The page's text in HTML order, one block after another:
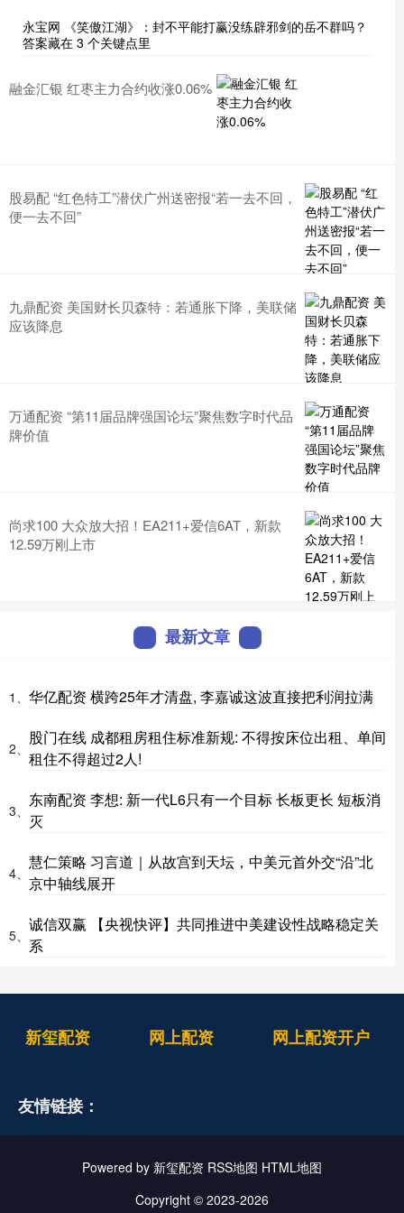
永宝网 《笑傲江湖》：封不平能打赢没练辟邪剑的岳不群吗？
答案藏在 3 个关键点里
融金汇银 红枣主力合约收涨0.06%
股易配 “红色特工”潜伏广州送密报“若一去不回，
便一去不回”
九鼎配资 美国财长贝森特：若通胀下降，美联储
应该降息
万通配资 “第11届品牌强国论坛”聚焦数字时代品
牌价值
尚求100 大众放大招！EA211+爱信6AT，新款
12.59万刚上市
最新文章
1、 华亿配资 横跨25年才清盘, 李嘉诚这波直接把利润拉满
2、
股门在线 成都租房租住标准新规: 不得按床位出租、单间
租住不得超过2人!
3、
东南配资 李想: 新一代L6只有一个目标 长板更长 短板消
灭
4、
慧仁策略 习言道｜从故宫到天坛，中美元首外交“沿”北
京中轴线展开
5、
诚信双赢 【央视快评】共同推进中美建设性战略稳定关
系
新玺配资 网上配资 网上配资开户
友情链接：
Powered by 新玺配资 RSS地图 HTML地图
Copyright © 2023-2026